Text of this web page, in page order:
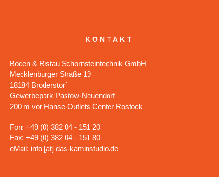
KONTAKT
Boden & Ristau Schornsteintechnik GmbH
Mecklenburger Straße 19
18184 Broderstorf
Gewerbepark Pastow-Neuendorf
200 m vor Hanse-Outlets Center Rostock
Fon: +49 (0) 382 04 - 151 20
Fax: +49 (0) 382 04 - 151 80
eMail: info [at] das-kaminstudio.de